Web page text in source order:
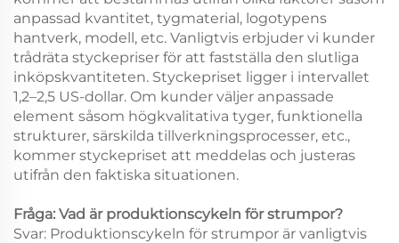
anpassad kvantitet, tygmaterial, logotypens
hantverk, modell, etc. Vanligtvis erbjuder vi kunder
trådräta styckepriser för att fastställa den slutliga
inköpskvantiteten. Styckepriset ligger i intervallet
1,2–2,5 US-dollar. Om kunder väljer anpassade
element såsom högkvalitativa tyger, funktionella
strukturer, särskilda tillverkningsprocesser, etc.,
kommer styckepriset att meddelas och justeras
utifrån den faktiska situationen.
Fråga: Vad är produktionscykeln för strumpor?
Svar: Produktionscykeln för strumpor är vanligtvis